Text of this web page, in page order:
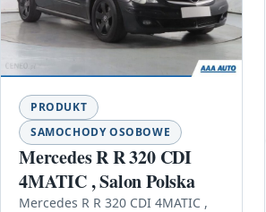
PRODUKT
SAMOCHODY OSOBOWE
Mercedes R R 320 CDI
4MATIC , Salon Polska
Mercedes R R 320 CDI 4MATIC ,